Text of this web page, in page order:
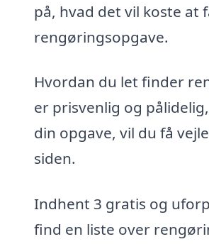
på, hvad det vil koste at
rengøringsopgave.
Hvordan du let finder
er prisvenlig og
din opgave, vil du få
siden.
Indhent 3 gratis og
find en liste over